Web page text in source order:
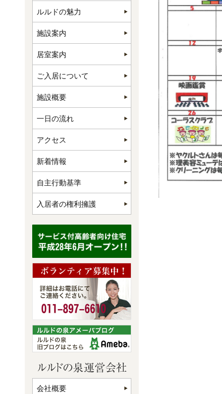
ルルドの魅力
施設案内
居室案内
ご入居について
施設概要
一日の流れ
アクセス
新着情報
自主行動基準
入居者の権利擁護
会社概要